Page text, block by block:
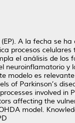
A la fecha se ha
procesos celulares
el análisis de los
neuroinflamatorio y
modelo es
of Parkinson’s
involved in
affecting the
model.